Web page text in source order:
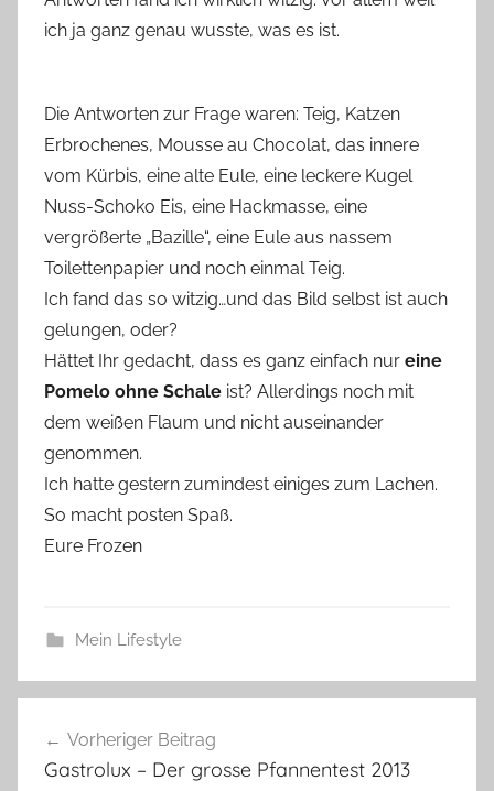
ich ja ganz genau wusste, was es ist.
Die Antworten zur Frage waren: Teig, Katzen
Erbrochenes, Mousse au Chocolat, das innere
vom Kürbis, eine alte Eule, eine leckere Kugel
Nuss-Schoko Eis, eine Hackmasse, eine
vergrößerte „Bazille“, eine Eule aus nassem
Toilettenpapier und noch einmal Teig.
Ich fand das so witzig…und das Bild selbst ist auch
gelungen, oder?
Hättet Ihr gedacht, dass es ganz einfach nur eine
Pomelo ohne Schale ist? Allerdings noch mit
dem weißen Flaum und nicht auseinander
genommen.
Ich hatte gestern zumindest einiges zum Lachen.
So macht posten Spaß.
Eure Frozen
Mein Lifestyle
Vorheriger Beitrag
Gastrolux – Der grosse Pfannentest 2013